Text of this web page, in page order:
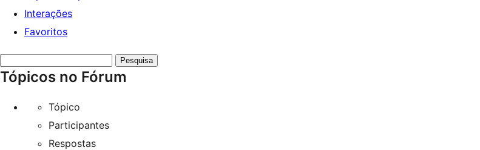
Interações
Favoritos
tópicos:
Tópicos no Fórum
Tópico
Participantes
Respostas